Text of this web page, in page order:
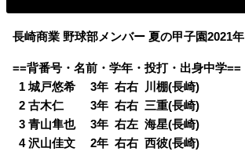
長崎商業 野球部メンバー 夏の甲子園2021年
==背番号・名前・学年・投打・出身中学==
1 城戸悠希 3年 右右 川棚(長崎)
02 古木仁 3年 右右 三重(長崎)
03 青山隼也 3年 右左 海星(長崎)
04 沢山佳文 2年 右右 西彼(長崎)